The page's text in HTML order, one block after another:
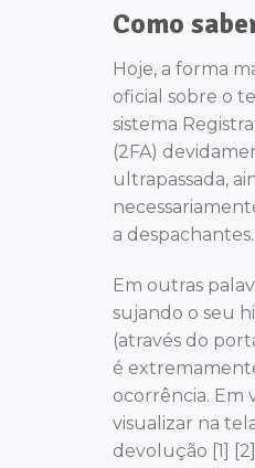
Como
Hoje, a forma
oficial sobre o
sistema
(2FA)
ultrapassada,
a despachantes.
Em outras
sujando o seu
(através do
é
ocorrência. Em
visualizar na
devolução [1]